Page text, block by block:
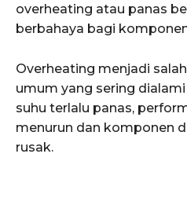
overheating atau panas
berbahaya bagi
Overheating menjadi
umum yang sering
suhu terlalu panas,
menurun dan komponen
rusak.